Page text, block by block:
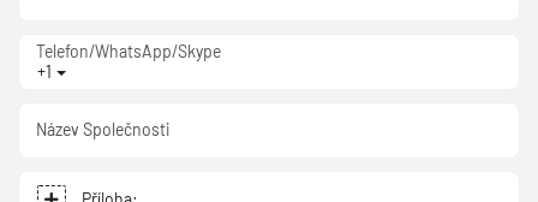
+1
Telefon/WhatsApp/Skype
Název Společnosti